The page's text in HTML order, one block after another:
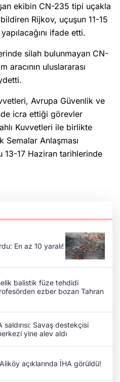
ekibin CN-235 tipi uçakla
Rijkov, uçuşun 11-15
ifade etti.
silah bulunmayan CN-
aracının uluslararası
Avrupa Güvenlik ve
icra ettiği görevler
Kuvvetleri ile birlikte
Semalar Anlaşması
13-17 Haziran tarihlerinde
En az 10 yaralı!
balistik füze tehdidi
ezber bozan Tahran
Savaş destekçisi
yine alev aldı
açıklarında İHA görüldü!